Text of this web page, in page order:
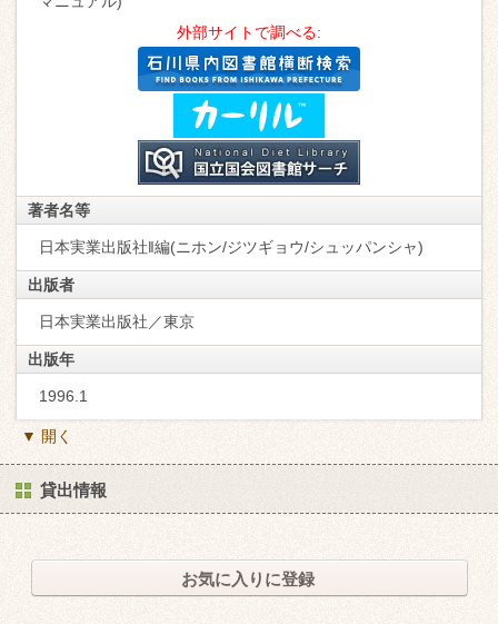
外部サイトで調べる:
著者名等
日本実業出版社‖編(ニホン/ジツギョウ/シュッパンシャ)
出版者
日本実業出版社／東京
出版年
1996.1
▼ 開く
貸出情報
お気に入りに登録